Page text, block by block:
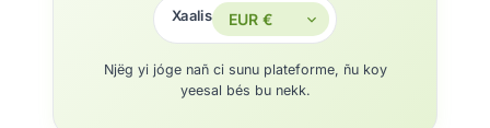
Xaalis
Njëg yi jóge nañ ci sunu plateforme, ñu koy
yeesal bés bu nekk.